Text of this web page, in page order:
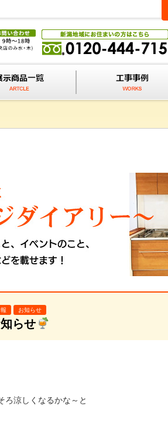
お知らせ
らせ
ろ涼しくなるかな～と